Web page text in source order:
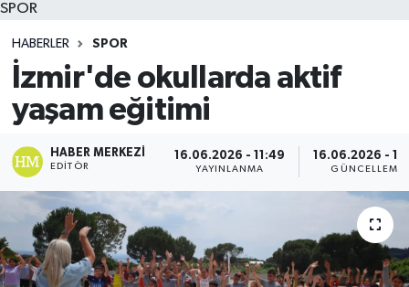
SPOR
HABERLER SPOR
İzmir'de okullarda aktif
yaşam eğitimi
HABER MERKEZI
EDITÖR
16.06.2026 - 11:49
YAYINLANMA
16.06.2026 -
GÜNCELLEME